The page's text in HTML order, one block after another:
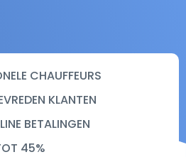
CHAUFFEURS
KLANTEN
BETALINGEN
45%